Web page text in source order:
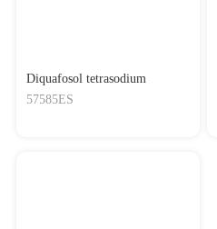
Diquafosol tetrasodium
57585ES